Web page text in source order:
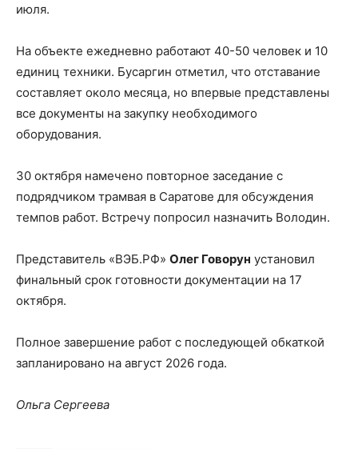
июля.
На объекте ежедневно работают 40-50 человек и 10
единиц техники. Бусаргин отметил, что отставание
составляет около месяца, но впервые представлены
все документы на закупку необходимого
оборудования.
30 октября намечено повторное заседание с
подрядчиком трамвая в Саратове для обсуждения
темпов работ. Встречу попросил назначить Володин.
Представитель «ВЭБ.РФ» Олег Говорун установил
финальный срок готовности документации на 17
октября.
Полное завершение работ с последующей обкаткой
запланировано на август 2026 года.
Ольга Сергеева